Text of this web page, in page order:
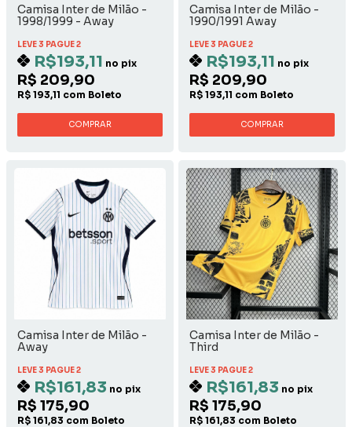
Camisa Inter de Milão -
1998/1999 - Away
LEVE 3 PAGUE 2
R$193,11 no pix
R$ 209,90
R$ 193,11 com Boleto
COMPRAR
Camisa Inter de Milão -
1990/1991 Away
LEVE 3 PAGUE 2
R$193,11 no pix
R$ 209,90
R$ 193,11 com Boleto
COMPRAR
Camisa Inter de Milão -
Away
LEVE 3 PAGUE 2
R$161,83 no pix
R$ 175,90
R$ 161,83 com Boleto
Camisa Inter de Milão -
Third
LEVE 3 PAGUE 2
R$161,83 no pix
R$ 175,90
R$ 161,83 com Boleto